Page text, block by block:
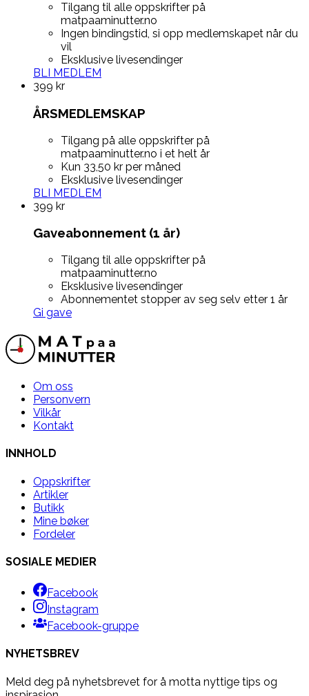
Tilgang til alle oppskrifter på
matpaaminutter.no
Ingen bindingstid, si opp medlemskapet når du
vil
Eksklusive livesendinger
BLI MEDLEM
399 kr
ÅRSMEDLEMSKAP
Tilgang på alle oppskrifter på
matpaaminutter.no i et helt år
Kun 33,50 kr per måned
Eksklusive livesendinger
BLI MEDLEM
399 kr
Gaveabonnement (1 år)
Tilgang til alle oppskrifter på
matpaaminutter.no
Eksklusive livesendinger
Abonnementet stopper av seg selv etter 1 år
Gi gave
Om oss
Personvern
Vilkår
Kontakt
INNHOLD
Oppskrifter
Artikler
Butikk
Mine bøker
Fordeler
SOSIALE MEDIER
Facebook
Instagram
Facebook-gruppe
NYHETSBREV
Meld deg på nyhetsbrevet for å motta nyttige tips og